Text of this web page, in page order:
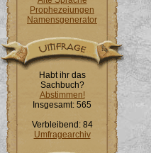
Prophezeiungen
Namensgenerator
Habt ihr das
Sachbuch?
Abstimmen!
Insgesamt: 565
Verbleibend: 84
Umfragearchiv